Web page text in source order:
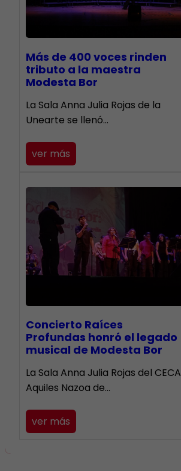
Más de 400 voces rinden
tributo a la maestra
Modesta Bor
​La Sala Anna Julia Rojas de la
Unearte se llenó…
ver más
​Concierto Raíces
Profundas honró el legado
musical de Modesta Bor
La Sala Anna Julia Rojas del CECA
Aquiles Nazoa de…
ver más